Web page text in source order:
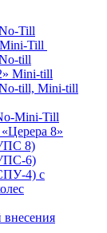
Till
Till
till
Mini-till
till, Mini-till
Mini-Till
8»
8)
6)
4) с